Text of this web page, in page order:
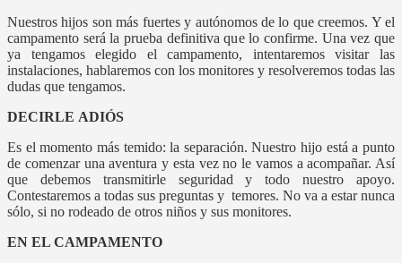
Nuestros hijos son más fuertes y autónomos de lo que creemos. Y el
campamento será la prueba definitiva que lo confirme. Una vez que
ya tengamos elegido el campamento, intentaremos visitar las
instalaciones, hablaremos con los monitores y resolveremos todas las
dudas que tengamos.
DECIRLE ADIÓS
Es el momento más temido: la separación. Nuestro hijo está a punto
de comenzar una aventura y esta vez no le vamos a acompañar. Así
que debemos transmitirle seguridad y todo nuestro apoyo.
Contestaremos a todas sus preguntas y temores. No va a estar nunca
sólo, si no rodeado de otros niños y sus monitores.
EN EL CAMPAMENTO